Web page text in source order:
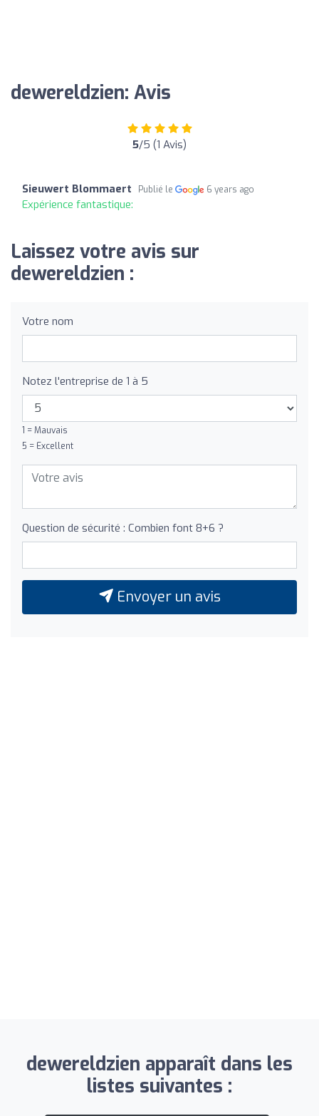
dewereldzien: Avis
5/5 (1 Avis)
Sieuwert Blommaert Publié le 6 years ago
Expérience fantastique:
Laissez votre avis sur
dewereldzien :
Votre nom
Notez l'entreprise de 1 à 5
1 = Mauvais
5 = Excellent
Question de sécurité : Combien font 8+6 ?
Envoyer un avis
dewereldzien apparaît dans les
listes suivantes :